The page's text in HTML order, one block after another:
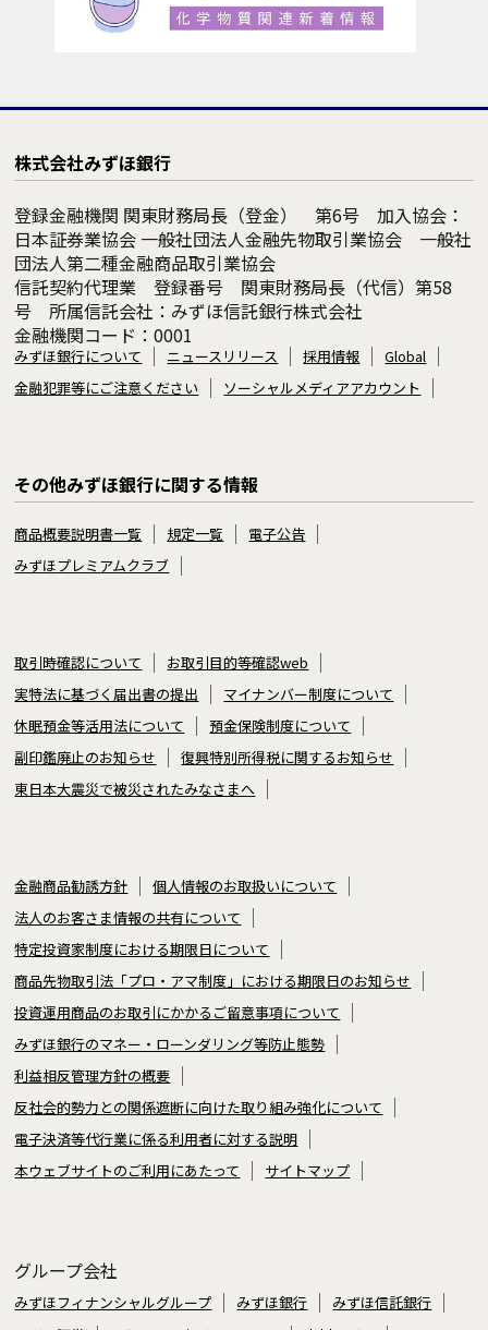
株式会社みずほ銀行
登録金融機関 関東財務局長（登金） 第6号 加入協会：
日本証券業協会 一般社団法人金融先物取引業協会 一般社
団法人第二種金融商品取引業協会
信託契約代理業 登録番号 関東財務局長（代信）第58
号 所属信託会社：みずほ信託銀行株式会社
金融機関コード：0001
みずほ銀行について ニュースリリース 採用情報
Global
金融犯罪等にご注意ください
ソーシャルメディアアカウント
その他みずほ銀行に関する情報
商品概要説明書一覧 規定一覧
電子公告
みずほプレミアムクラブ
取引時確認について
お取引目的等確認web
実特法に基づく届出書の提出
マイナンバー制度について
休眠預金等活用法について
預金保険制度について
副印鑑廃止のお知らせ
復興特別所得税に関するお知らせ
東日本大震災で被災されたみなさまへ
金融商品勧誘方針
個人情報のお取扱いについて
法人のお客さま情報の共有について
特定投資家制度における期限日について
商品先物取引法「プロ・アマ制度」における期限日のお知らせ
投資運用商品のお取引にかかるご留意事項について
みずほ銀行のマネー・ローンダリング等防止態勢
利益相反管理方針の概要
反社会的勢力との関係遮断に向けた取り組み強化について
電子決済等代行業に係る利用者に対する説明
本ウェブサイトのご利用にあたって
サイトマップ
グループ会社
みずほフィナンシャルグループ みずほ銀行
みずほ信託銀行